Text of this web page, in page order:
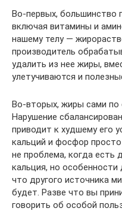
Во-первых, большинство
включая витамины и
нашему телу —
производитель
удалить из нее жиры,
улетучиваются и
Во-вторых, жиры сами по
Нарушение
приводит к худшему его
кальций и фосфор
не проблема, когда есть
кальция, но
что другого источника
будет. Разве что вы
говорить об особой